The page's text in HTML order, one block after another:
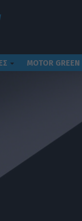
MOTOR GREEN